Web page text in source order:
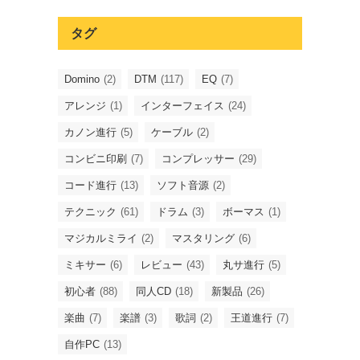
タグ
Domino (2) DTM (117) EQ (7)
アレンジ (1) インターフェイス (24)
カノン進行 (5) ケーブル (2)
コンビニ印刷 (7) コンプレッサー (29)
コード進行 (13) ソフト音源 (2)
テクニック (61) ドラム (3) ボーマス (1)
マジカルミライ (2) マスタリング (6)
ミキサー (6) レビュー (43) 丸サ進行 (5)
初心者 (88) 同人CD (18) 新製品 (26)
楽曲 (7) 楽譜 (3) 歌詞 (2) 王道進行 (7)
自作PC (13)